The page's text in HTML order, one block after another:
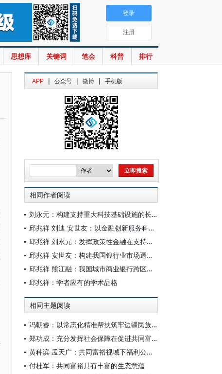
思想库 关键词 笔会 科普 排行
登录
注册
APP | 公众号 | 微博 | 手机版
相同作者阅读
刘永元：构建支持重大科技基础设施的长期融资机制
邱兆祥 刘迪 安世友：以金融创新服务科技创新的若干思考
邱兆祥 刘永元：发挥政策性金融在支持共同富裕中的作用
邱兆祥 安世友：构建我国银行业市场退出机制势在必行
邱兆祥 熊江融：我国城市商业银行跨区域发展的问题分析
邱兆祥：学者应有的学术品格
相同主题阅读
冯朝睿：以常态化精准帮扶筑牢边疆民族地区共同富裕根基
郑功成：充分发挥社会保障在促进共同富裕中的重要作用
黄种滨 孟天广：共同富裕视域下福利公平形塑国家认同的机制
付桂军：共同富裕具有丰富的生态意蕴